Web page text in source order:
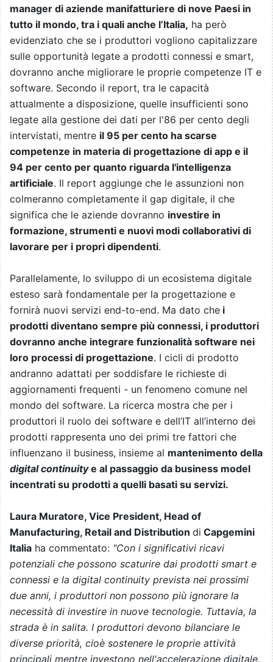
manager di aziende manifatturiere di nove Paesi in
tutto il mondo, tra i quali anche l’Italia, ha però
evidenziato che se i produttori vogliono capitalizzare
sulle opportunità legate a prodotti connessi e smart,
dovranno anche migliorare le proprie competenze IT e
software. Secondo il report, tra le capacità
attualmente a disposizione, quelle insufficienti sono
legate alla gestione dei dati per l'86 per cento degli
intervistati, mentre il 95 per cento ha scarse
competenze in materia di progettazione di app e il
94 per cento per quanto riguarda l'intelligenza
artificiale. Il report aggiunge che le assunzioni non
colmeranno completamente il gap digitale, il che
significa che le aziende dovranno investire in
formazione, strumenti e nuovi modi collaborativi di
lavorare per i propri dipendenti.
Parallelamente, lo sviluppo di un ecosistema digitale
esteso sarà fondamentale per la progettazione e
fornirà nuovi servizi end-to-end. Ma dato che i
prodotti diventano sempre più connessi, i produttori
dovranno anche integrare funzionalità software nei
loro processi di progettazione. I cicli di prodotto
andranno adattati per soddisfare le richieste di
aggiornamenti frequenti - un fenomeno comune nel
mondo del software. La ricerca mostra che per i
produttori il ruolo dei software e dell’IT all’interno dei
prodotti rappresenta uno dei primi tre fattori che
influenzano il business, insieme al mantenimento della
digital continuitye al passaggio da business model
incentrati su prodotti a quelli basati su servizi.
Laura Muratore, Vice President, Head of
Manufacturing, Retail and Distribution di Capgemini
Italia ha commentato: "Con i significativi ricavi
potenziali che possono scaturire dai prodotti smart e
connessi e la digital continuity prevista nei prossimi
due anni, i produttori non possono più ignorare la
necessità di investire in nuove tecnologie. Tuttavia, la
strada è in salita. I produttori devono bilanciare le
diverse priorità, cioè sostenere le proprie attività
principali mentre investono nell'accelerazione digitale.